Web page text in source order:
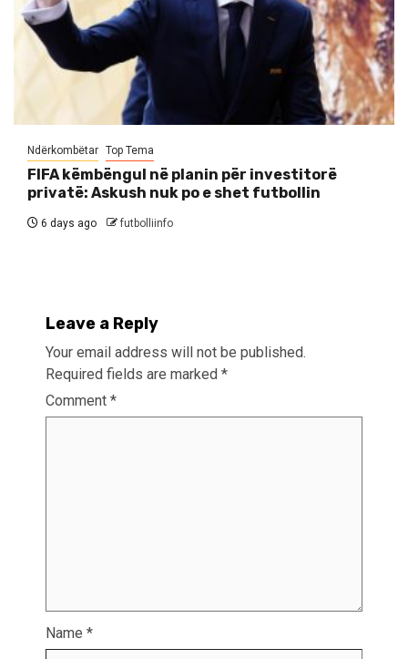
Ndërkombëtar Top Tema
FIFA këmbëngul në planin për investitorë
privatë: Askush nuk po e shet futbollin
6 days ago futbolliinfo
Leave a Reply
Your email address will not be published.
Required fields are marked *
Comment *
Name *